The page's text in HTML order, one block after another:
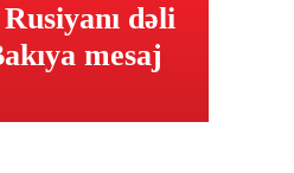
dəli
mesaj